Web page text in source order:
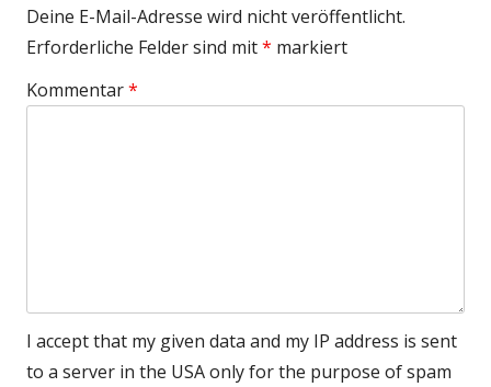
Deine E-Mail-Adresse wird nicht veröffentlicht.
Erforderliche Felder sind mit* markiert
Kommentar*
I accept that my given data and my IP address is sent
to a server in the USA only for the purpose of spam